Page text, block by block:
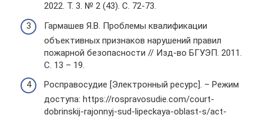
2022. Т. 3. № 2 (43). С. 72-73.
Гармашев Я.В. Проблемы квалификации
объективных признаков нарушений правил
пожарной безопасности // Изд-во БГУЭП. 2011.
С. 13 – 19.
Росправосудие [Электронный ресурс]. – Режим
доступа: https://rospravosudie.com/court-
dobrinskij-rajonnyj-sud-lipeckaya-oblast-s/act-